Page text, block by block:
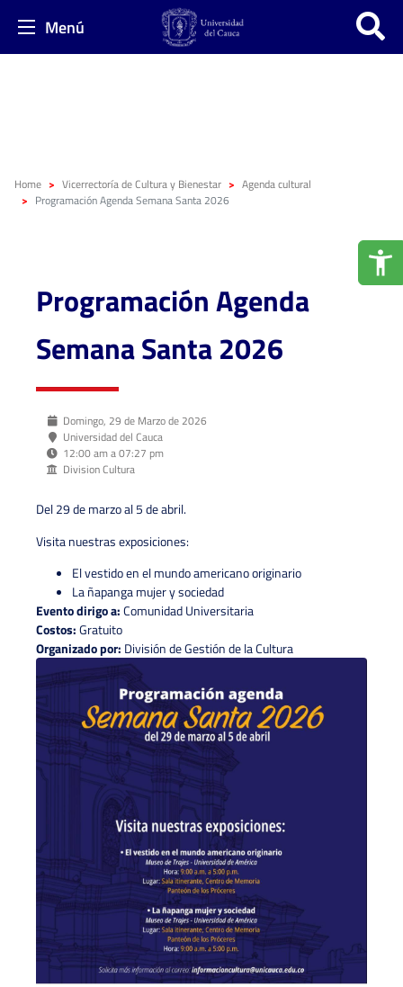
Menú
Home Vicerrectoría de Cultura y Bienestar
Agenda cultural
Programación Agenda Semana Santa 2026
Programación Agenda
Semana Santa 2026
Domingo, 29 de Marzo de 2026
Universidad del Cauca
12:00 am a 07:27 pm
Division Cultura
Del 29 de marzo al 5 de abril.
Visita nuestras exposiciones:
El vestido en el mundo americano originario
La ñapanga mujer y sociedad
Evento dirigo a:Comunidad Universitaria
Costos:Gratuito
Organizado por: División de Gestión de la Cultura